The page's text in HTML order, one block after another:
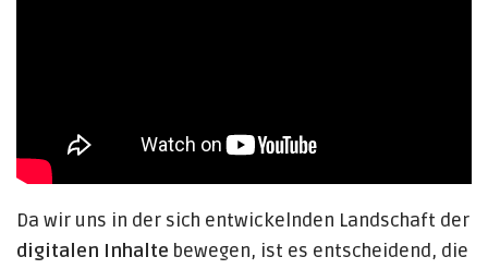
Da wir uns in der sich entwickelnden Landschaft der
digitalen Inhalte bewegen, ist es entscheidend, die